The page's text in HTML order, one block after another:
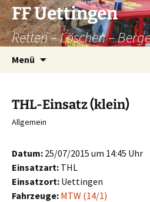
Zum
Inhalt
springen
FF Uettingen
Retten – Löschen –
Menü
THL-Einsatz (klein)
Allgemein
Datum: 25/07/2015 um 14:45 Uhr
Einsatzart: THL
Einsatzort: Uettingen
Fahrzeuge: MTW (14/1)